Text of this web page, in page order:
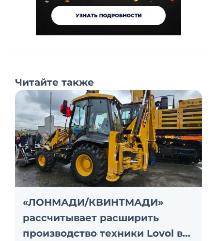
Читайте также
«ЛОНМАДИ/КВИНТМАДИ»
рассчитывает расширить
производство техники Lovol в